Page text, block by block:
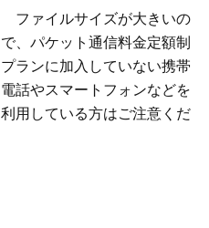
ファイルサイズが大きいの
で、パケット通信料金定額制
プランに加入していない携帯
電話やスマートフォンなどを
利用している方はご注意くだ